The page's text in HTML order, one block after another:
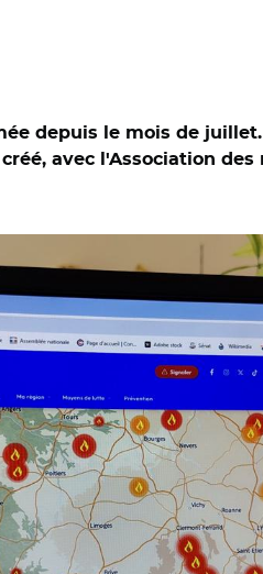
depuis le mois de
avec l'Association